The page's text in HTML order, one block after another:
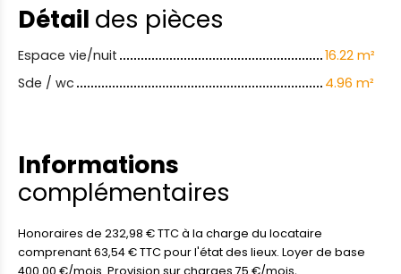
Détail des pièces
Espace vie/nuit
16.22 m²
Sde / wc
4.96 m²
Informations
complémentaires
Honoraires de 232,98 € TTC à la charge du locataire
comprenant 63,54 € TTC pour l'état des lieux. Loyer de base
400.00 €/mois. Provision sur charges 75 €/mois,